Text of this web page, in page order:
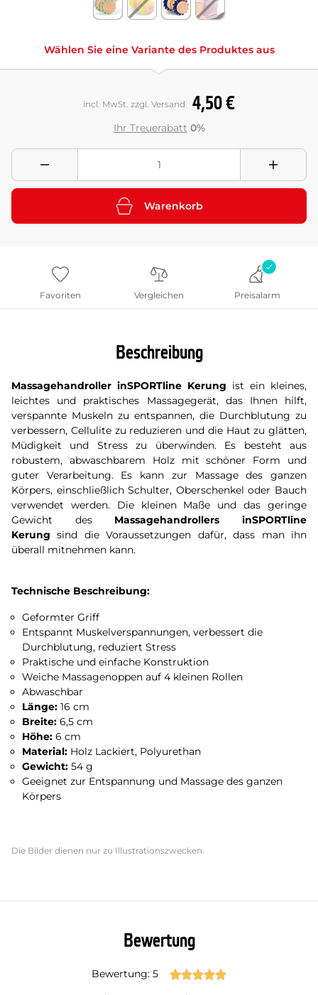
Wählen Sie eine Variante des Produktes aus
4,50 €
incl. MwSt. zzgl. Versand
Ihr Treuerabatt 0%
Warenkorb
Favoriten Vergleichen Preisalarm
Beschreibung
Massagehandroller inSPORTline Kerung ist ein kleines,
leichtes und praktisches Massagegerät, das Ihnen hilft,
verspannte Muskeln zu entspannen, die Durchblutung zu
verbessern, Cellulite zu reduzieren und die Haut zu glätten,
Müdigkeit und Stress zu überwinden. Es besteht aus
robustem, abwaschbarem Holz mit schöner Form und
guter Verarbeitung. Es kann zur Massage des ganzen
Körpers, einschließlich Schulter, Oberschenkel oder Bauch
verwendet werden. Die kleinen Maße und das geringe
Gewicht des Massagehandrollers inSPORTline
Kerungsind die Voraussetzungen dafür, dass man ihn
überall mitnehmen kann.
Technische Beschreibung:
Geformter Griff
Entspannt Muskelverspannungen, verbessert die
Durchblutung, reduziert Stress
Praktische und einfache Konstruktion
Weiche Massagenoppen auf 4 kleinen Rollen
Abwaschbar
Länge: 16 cm
Breite: 6,5 cm
Höhe:6 cm
Material: Holz Lackiert, Polyurethan
Gewicht:54 g
Geeignet zur Entspannung und Massage des ganzen
Körpers
Die Bilder dienen nur zu Illustrationszwecken.
Bewertung
Bewertung: 5